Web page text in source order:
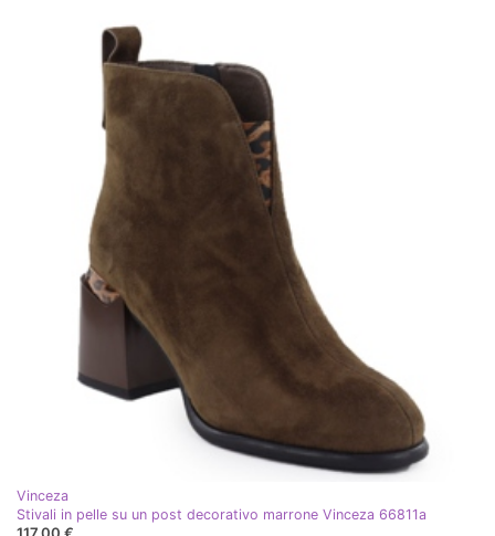
Vinceza
Stivali in pelle su un post decorativo marrone Vinceza 66811a
117,00 €